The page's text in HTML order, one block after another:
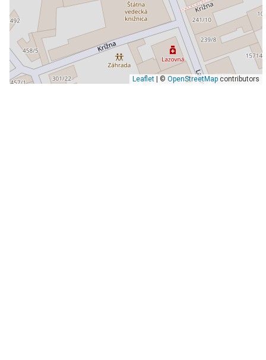
Leaflet| © OpenStreetMapcontributors